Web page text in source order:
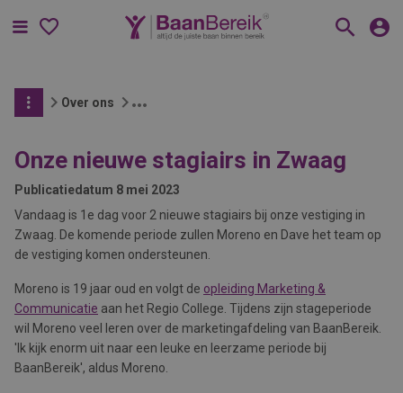
Menu
Over ons
Onze nieuwe stagiairs in Zwaag
Publicatiedatum 8 mei 2023
Vandaag is 1e dag voor 2 nieuwe stagiairs bij onze vestiging in
Zwaag. De komende periode zullen Moreno en Dave het team op
de vestiging komen ondersteunen.
Moreno is 19 jaar oud en volgt de opleiding Marketing &
Communicatie aan het Regio College. Tijdens zijn stageperiode
wil Moreno veel leren over de marketingafdeling van BaanBereik.
'Ik kijk enorm uit naar een leuke en leerzame periode bij
BaanBereik', aldus Moreno.